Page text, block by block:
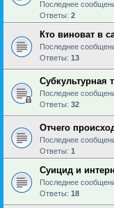
Последнее
Ответы: 2
Кто виноват в
Последнее
Ответы: 13
Субкультурная
Последнее
Ответы: 32
Отчего
Последнее
Ответы: 1
Суицид и
Последнее
Ответы: 18